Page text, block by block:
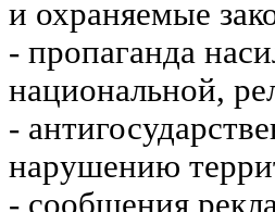
и охраняемые
- пропаганда
национальной,
-
нарушению